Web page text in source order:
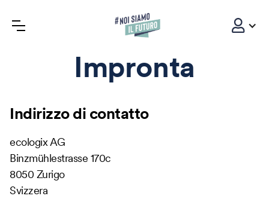
Impronta
Indirizzo di contatto
ecologix AG
Binzmühlestrasse 170c
8050 Zurigo
Svizzera